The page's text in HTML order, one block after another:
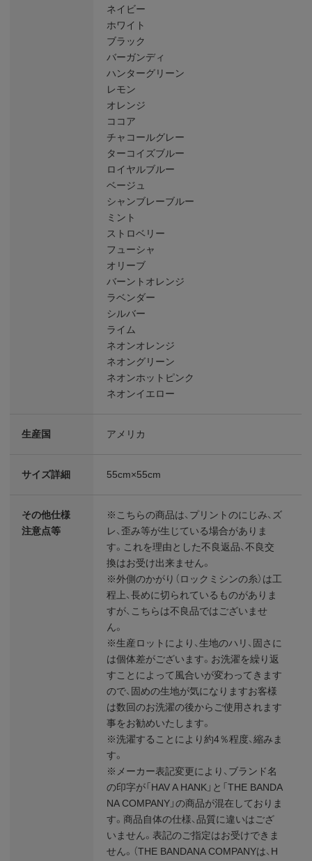
ネイビー
ホワイト
ブラック
バーガンディ
ハンターグリーン
レモン
オレンジ
ココア
チャコールグレー
ターコイズブルー
ロイヤルブルー
ベージュ
シャンブレーブルー
ミント
ストロベリー
フューシャ
オリーブ
バーントオレンジ
ラベンダー
シルバー
ライム
ネオンオレンジ
ネオングリーン
ネオンホットピンク
ネオンイエロー
生産国 アメリカ
サイズ詳細 55cm×55cm
その他仕様
注意点等
※こちらの商品は、プリントのにじみ、ズ
レ、歪み等が生じている場合がありま
す。これを理由とした不良返品、不良交
換はお受け出来ません。
※外側のかがり（ロックミシンの糸）は工
程上、長めに切られているものがありま
すが、こちらは不良品ではございませ
ん。
※生産ロットにより、生地のハリ、固さに
は個体差がございます。お洗濯を繰り返
すことによって風合いが変わってきます
ので、固めの生地が気になりますお客様
は数回のお洗濯の後からご使用されます
事をお勧めいたします。
※洗濯することにより約4％程度、縮みま
す。
※メーカー表記変更により、ブランド名
の印字が「HAV A HANK」と「THE BANDA
NA COMPANY」の商品が混在しておりま
す。商品自体の仕様、品質に違いはござ
いません。表記のご指定はお受けできま
せん。（THE BANDANA COMPANYは、H